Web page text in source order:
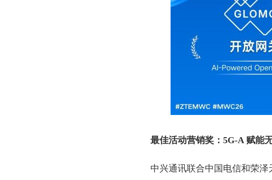
最佳活动营销奖：5G-A 赋能
中兴通讯联合中国电信和荣